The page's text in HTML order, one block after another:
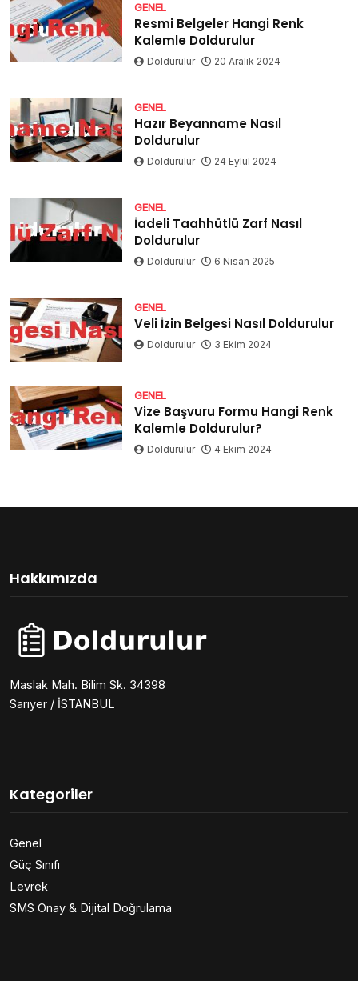
GENEL
Resmi Belgeler Hangi Renk
Kalemle Doldurulur
Doldurulur 20 Aralık 2024
GENEL
Hazır Beyanname Nasıl
Doldurulur
Doldurulur 24 Eylül 2024
GENEL
İadeli Taahhütlü Zarf Nasıl
Doldurulur
Doldurulur 6 Nisan 2025
GENEL
Veli İzin Belgesi Nasıl Doldurulur
Doldurulur 3 Ekim 2024
GENEL
Vize Başvuru Formu Hangi Renk
Kalemle Doldurulur?
Doldurulur 4 Ekim 2024
Hakkımızda
Maslak Mah. Bilim Sk. 34398
Sarıyer / İSTANBUL
Kategoriler
Genel
Güç Sınıfı
Levrek
SMS Onay & Dijital Doğrulama